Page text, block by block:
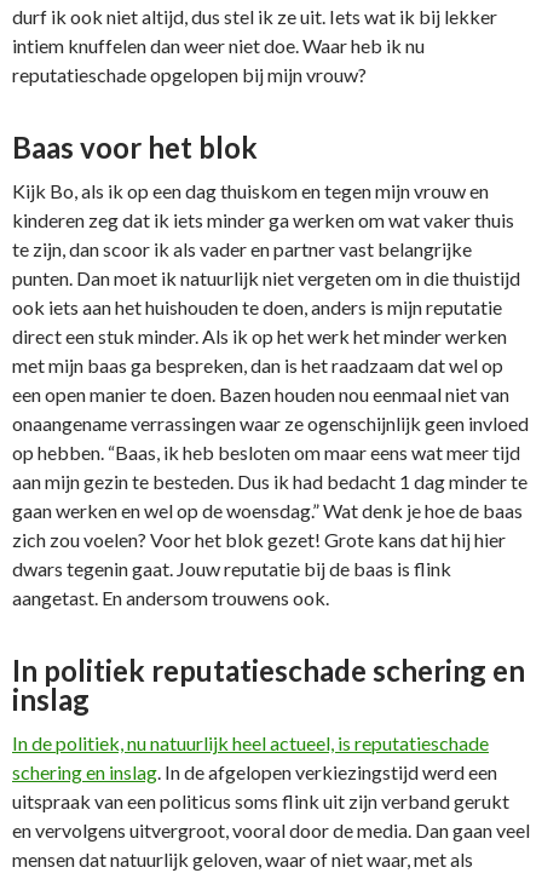
durf ik ook niet altijd, dus stel ik ze uit. Iets wat ik bij lekker
intiem knuffelen dan weer niet doe. Waar heb ik nu
reputatieschade opgelopen bij mijn vrouw?
Baas voor het blok
Kijk Bo, als ik op een dag thuiskom en tegen mijn vrouw en
kinderen zeg dat ik iets minder ga werken om wat vaker thuis
te zijn, dan scoor ik als vader en partner vast belangrijke
punten. Dan moet ik natuurlijk niet vergeten om in die thuistijd
ook iets aan het huishouden te doen, anders is mijn reputatie
direct een stuk minder. Als ik op het werk het minder werken
met mijn baas ga bespreken, dan is het raadzaam dat wel op
een open manier te doen. Bazen houden nou eenmaal niet van
onaangename verrassingen waar ze ogenschijnlijk geen invloed
op hebben. “Baas, ik heb besloten om maar eens wat meer tijd
aan mijn gezin te besteden. Dus ik had bedacht 1 dag minder te
gaan werken en wel op de woensdag.” Wat denk je hoe de baas
zich zou voelen? Voor het blok gezet! Grote kans dat hij hier
dwars tegenin gaat. Jouw reputatie bij de baas is flink
aangetast. En andersom trouwens ook.
In politiek reputatieschade schering en
inslag
In de politiek, nu natuurlijk heel actueel, is reputatieschade
schering en inslag. In de afgelopen verkiezingstijd werd een
uitspraak van een politicus soms flink uit zijn verband gerukt
en vervolgens uitvergroot, vooral door de media. Dan gaan veel
mensen dat natuurlijk geloven, waar of niet waar, met als